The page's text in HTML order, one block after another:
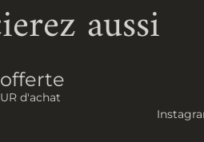
aussi
d'achat